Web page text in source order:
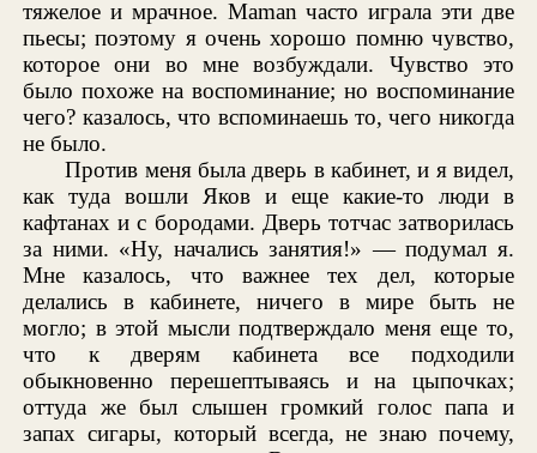
тяжелое и мрачное. Maman часто играла эти две
пьесы; поэтому я очень хорошо помню чувство,
которое они во мне возбуждали. Чувство это
было похоже на воспоминание; но воспоминание
чего? казалось, что вспоминаешь то, чего никогда
не было.
Против меня была дверь в кабинет, и я видел,
как туда вошли Яков и еще какие-то люди в
кафтанах и с бородами. Дверь тотчас затворилась
за ними. «Ну, начались занятия!» — подумал я.
Мне казалось, что важнее тех дел, которые
делались в кабинете, ничего в мире быть не
могло; в этой мысли подтверждало меня еще то,
что к дверям кабинета все подходили
обыкновенно перешептываясь и на цыпочках;
оттуда же был слышен громкий голос папа и
запах сигары, который всегда, не знаю почему,